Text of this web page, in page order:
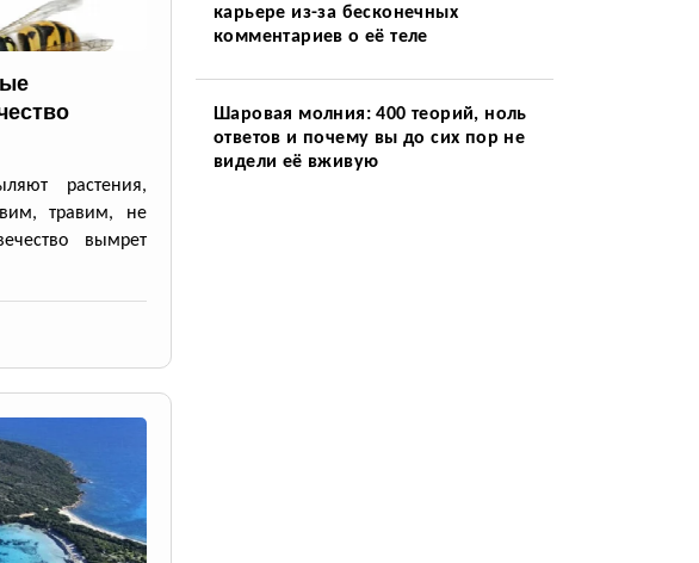
растения,
травим, не
вымрет
карьере из-за бесконечных
комментариев о её теле
Шаровая молния: 400 теорий, ноль
ответов и почему вы до сих пор не
видели её вживую